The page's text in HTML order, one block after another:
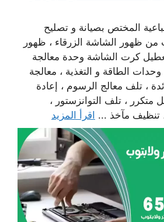
المختص بصيانة و تصليح
من ظهور الشاشة الزرقاء ، ظهور
كرت الشاشة وحدة معالجة
الطاقة و التغذية ، معالجة
، تلف معالج الرسوم ، إعادة
متكرر ، تلف التوانزستور ،
تنظيف مآخذ ... اقرأ المزيد